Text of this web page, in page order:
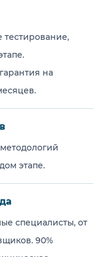
тестирование,
на
этапе.
специалисты, от
90%